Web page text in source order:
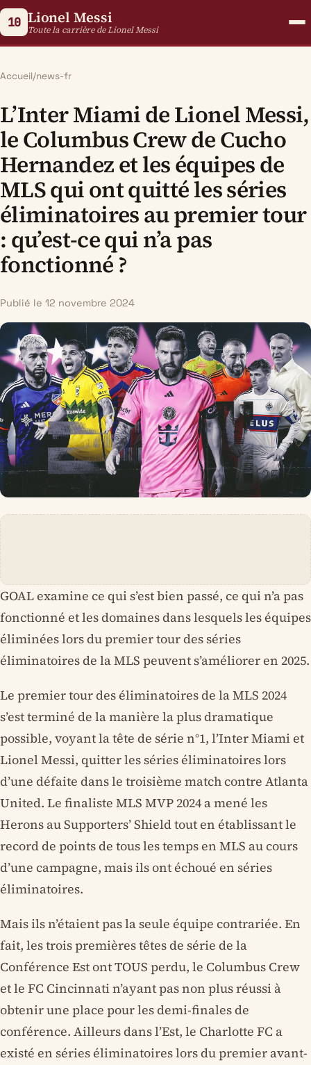
10 Lionel Messi
Toute la carrière de Lionel Messi
Accueil/news-fr
L’Inter Miami de Lionel Messi,
le Columbus Crew de Cucho
Hernandez et les équipes de
MLS qui ont quitté les séries
éliminatoires au premier tour
: qu’est-ce qui n’a pas
fonctionné ?
Publié le 12 novembre 2024
GOAL examine ce qui s’est bien passé, ce qui n’a pas
fonctionné et les domaines dans lesquels les équipes
éliminées lors du premier tour des séries
éliminatoires de la MLS peuvent s’améliorer en 2025.
Le premier tour des éliminatoires de la MLS 2024
s’est terminé de la manière la plus dramatique
possible, voyant la tête de série n°1, l’Inter Miami et
Lionel Messi, quitter les séries éliminatoires lors
d’une défaite dans le troisième match contre Atlanta
United. Le finaliste MLS MVP 2024 a mené les
Herons au Supporters’ Shield tout en établissant le
record de points de tous les temps en MLS au cours
d’une campagne, mais ils ont échoué en séries
éliminatoires.
Mais ils n’étaient pas la seule équipe contrariée. En
fait, les trois premières têtes de série de la
Conférence Est ont TOUS perdu, le Columbus Crew
et le FC Cincinnati n’ayant pas non plus réussi à
obtenir une place pour les demi-finales de
conférence. Ailleurs dans l’Est, le Charlotte FC a
existé en séries éliminatoires lors du premier avant-